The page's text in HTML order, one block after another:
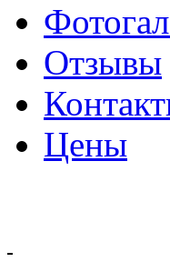
Отзывы
Цены